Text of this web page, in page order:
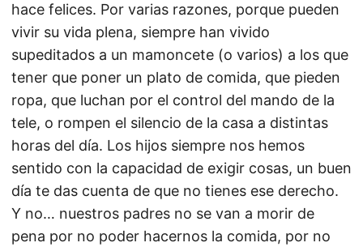
hace felices. Por varias razones, porque pueden
vivir su vida plena, siempre han vivido
supeditados a un mamoncete (o varios) a los que
tener que poner un plato de comida, que pieden
ropa, que luchan por el control del mando de la
tele, o rompen el silencio de la casa a distintas
horas del día. Los hijos siempre nos hemos
sentido con la capacidad de exigir cosas, un buen
día te das cuenta de que no tienes ese derecho.
Y no… nuestros padres no se van a morir de
pena por no poder hacernos la comida, por no